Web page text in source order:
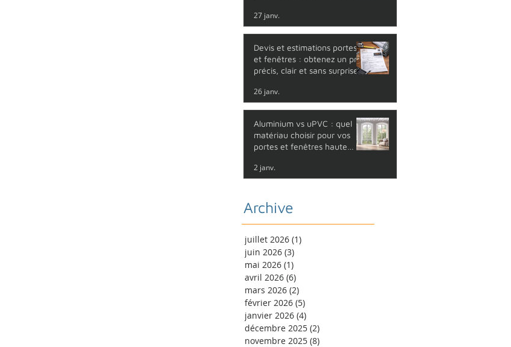
27 janv.
Devis et estimations portes
et fenêtres : obtenez un prix
précis, clair et sans surprise
26 janv.
Aluminium vs uPVC : quel
matériau choisir pour vos
portes et fenêtres haute
2 janv.
Archive
juillet 2026 (1)
juin 2026 (3)
mai 2026 (1)
avril 2026 (6)
mars 2026 (2)
février 2026 (5)
janvier 2026 (4)
décembre 2025 (2)
novembre 2025 (8)